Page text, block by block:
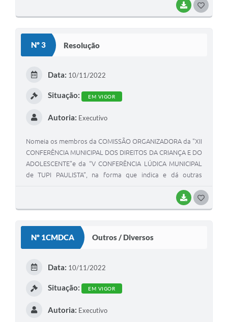
BAIXAR
Nº 3 Resolução
BAIXAR
Data: 10/11/2022
Situação: EM VIGOR
Autoria: Executivo
Nomeia os membros da COMISSÃO ORGANIZADORA da "XII
CONFERÊNCIA MUNICIPAL DOS DIREITOS DA CRIANÇA E DO
ADOLESCENTE”e da “V CONFERÊNCIA LÚDICA MUNICIPAL
de TUPI PAULISTA”, na forma que indica e dá outras
Nº 1CMDCA Outros / Diversos
Data: 10/11/2022
Situação: EM VIGOR
Autoria: Executivo